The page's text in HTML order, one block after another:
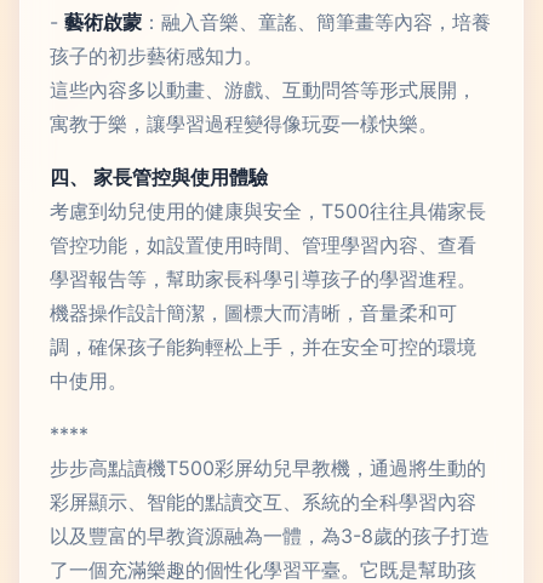
- 藝術啟蒙 ：融入音樂、童謠、簡筆畫等內容，培養
孩子的初步藝術感知力。
這些內容多以動畫、游戲、互動問答等形式展開，
寓教于樂，讓學習過程變得像玩耍一樣快樂。
四、 家長管控與使用體驗
考慮到幼兒使用的健康與安全，T500往往具備家長
管控功能，如設置使用時間、管理學習內容、查看
學習報告等，幫助家長科學引導孩子的學習進程。
機器操作設計簡潔，圖標大而清晰，音量柔和可
調，確保孩子能夠輕松上手，并在安全可控的環境
中使用。
****
步步高點讀機T500彩屏幼兒早教機，通過將生動的
彩屏顯示、智能的點讀交互、系統的全科學習內容
以及豐富的早教資源融為一體，為3-8歲的孩子打造
了一個充滿樂趣的個性化學習平臺。它既是幫助孩